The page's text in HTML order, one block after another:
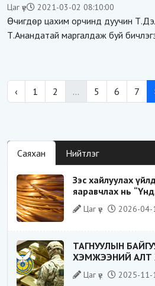
Цаг үе 2021-03-02 08:10:00
Өчигдөр цахим орчинд дуучин
Т.Анандатай маргалдаж буй
‹ 1 2 ... 5 6 7
Саяхан Нийтлэг
Зэс хайлуулах
яаравчлах нь
байдал“-д
Цаг үе 2026-04-
ТАГНУУЛЫН
ХЭМЖЭЭНИЙ АЛТ
ХИЛЭЭР ГАРГАХ
ҮЙЛДЛИЙГ
Цаг үе 2025-11-